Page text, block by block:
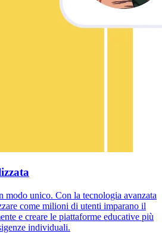
unico. Con la tecnologia avanzata
come milioni di utenti imparano il
e creare le piattaforme educative più
individuali.